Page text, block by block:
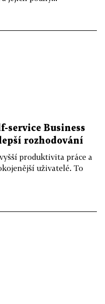
service Business
rozhodování
produktivita práce a
uživatelé. To